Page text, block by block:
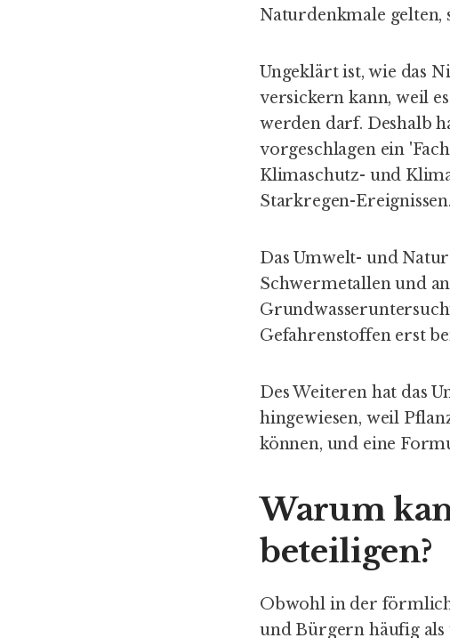
Naturdenkmale
Ungeklärt ist, wie das
versickern kann, weil
werden darf. Deshalb
vorgeschlagen ein
Klimaschutz- und
Starkregen-Ereignissen.
Das Umwelt- und
Schwermetallen und
Gefahrenstoffen erst
Des Weiteren hat das
hingewiesen, weil
können, und eine
Warum
beteiligen?
Obwohl in der
und Bürgern häufig als